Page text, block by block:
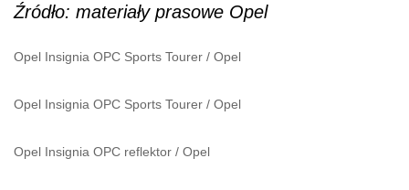
Źródło: materiały prasowe Opel
Opel Insignia OPC Sports Tourer / Opel
Opel Insignia OPC Sports Tourer / Opel
Opel Insignia OPC reflektor / Opel